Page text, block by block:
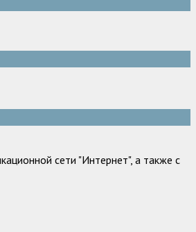
сети "Интернет", а также с